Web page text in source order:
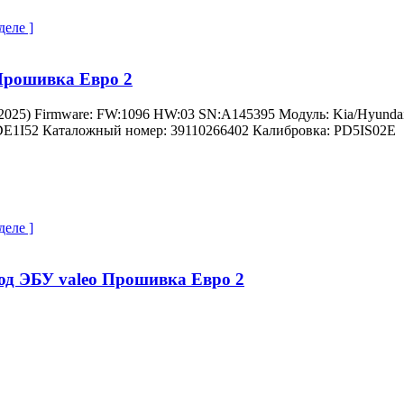
]
Евро 2
Firmware: FW:1096 HW:03 SN:A145395 Модуль: Kia/
Каталожный номер: 39110266402 Калибровка: PD5IS02E
]
ЭБУ valeo Прошивка Евро 2